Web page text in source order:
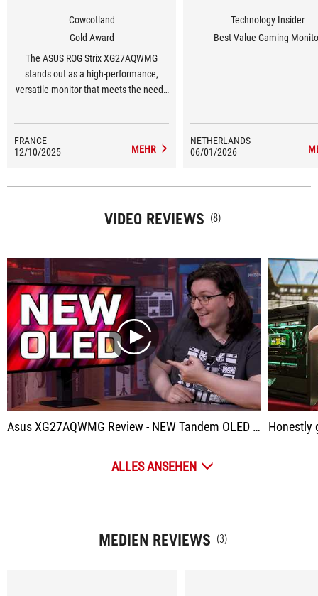
Cowcotland
Gold Award
The ASUS ROG Strix XG27AQWMG
stands out as a high-performance,
versatile monitor that meets the needs
FRANCE
12/10/2025
MEHR
Technology Insider
Best Value Gaming
NETHERLANDS
06/01/2026
VIDEO REVIEWS (8)
play
Asus XG27AQWMG Review - NEW Tandem OLED PANEL! Honestly guys, they've done
ALLES ANSEHEN
MEDIEN REVIEWS (3)